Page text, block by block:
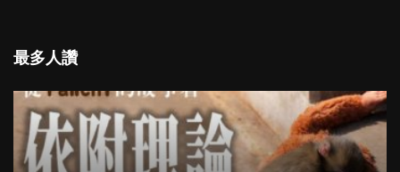
最多人讚